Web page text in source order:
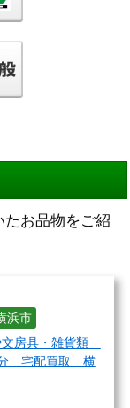
お品物をご紹
浜市
文房具・雑貨類
分 宅配買取 横